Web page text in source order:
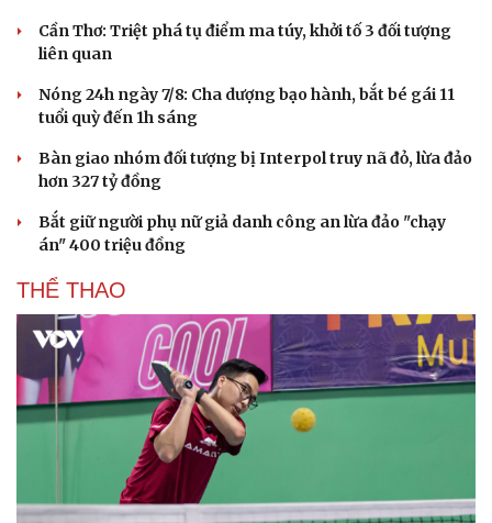
Cần Thơ: Triệt phá tụ điểm ma túy, khởi tố 3 đối tượng
liên quan
Nóng 24h ngày 7/8: Cha dượng bạo hành, bắt bé gái 11
tuổi quỳ đến 1h sáng
Bàn giao nhóm đối tượng bị Interpol truy nã đỏ, lừa đảo
hơn 327 tỷ đồng
Bắt giữ người phụ nữ giả danh công an lừa đảo "chạy
án" 400 triệu đồng
THỂ THAO